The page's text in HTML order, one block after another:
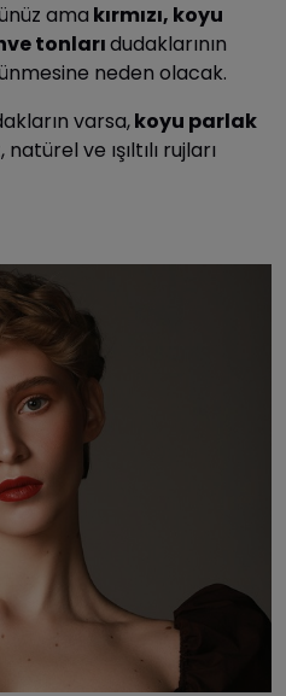
ama kırmızı, koyu
tonlarıdudaklarının
neden olacak.
varsa,koyu parlak
ve ışıltılı rujları